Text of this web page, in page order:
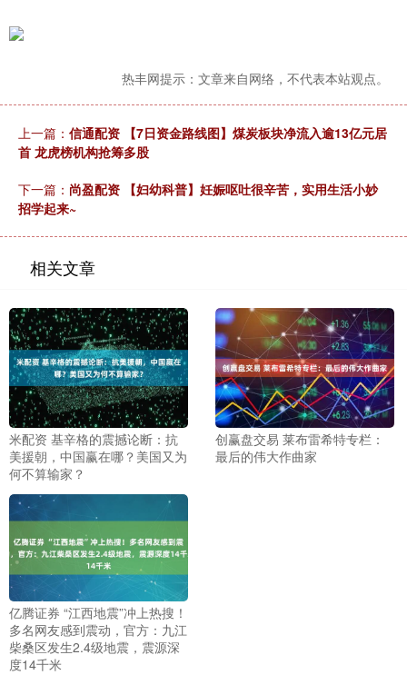
热丰网提示：文章来自网络，不代表本站观点。
上一篇： 信通配资 【7日资金路线图】煤炭板块净流入逾13亿元居
首 龙虎榜机构抢筹多股
下一篇： 尚盈配资 【妇幼科普】妊娠呕吐很辛苦，实用生活小妙
招学起来~
相关文章
米配资 基辛格的震撼论断：抗
美援朝，中国赢在哪？美国又为
何不算输家？
创赢盘交易 莱布雷希特专栏：
最后的伟大作曲家
亿腾证券 “江西地震”冲上热搜！
多名网友感到震动，官方：九江
柴桑区发生2.4级地震，震源深
度14千米